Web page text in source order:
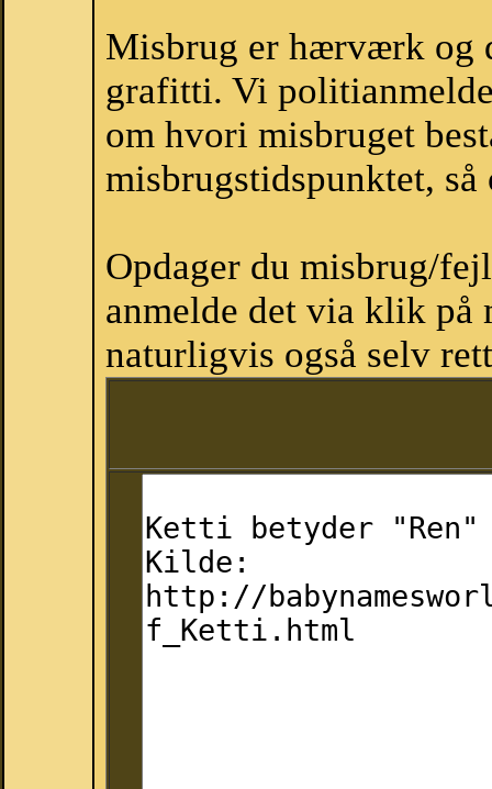
Misbrug er hærværk og
grafitti. Vi
om hvori misbruget
misbrugstidspunktet,
Opdager du misbrug/
anmelde det via klik på
naturligvis også selv